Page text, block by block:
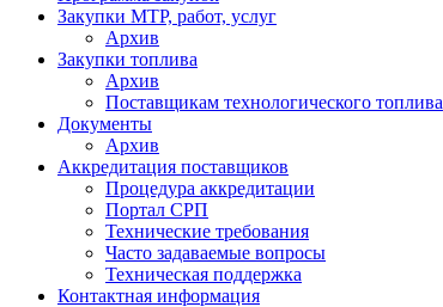
Закупки МТР, работ, услуг
Архив
Закупки топлива
Архив
Поставщикам технологического топлива
Документы
Архив
Аккредитация поставщиков
Процедура аккредитации
Портал СРП
Технические требования
Часто задаваемые вопросы
Техническая поддержка
Контактная информация